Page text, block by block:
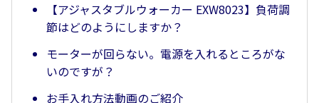
【アジャスタブルウォーカー EXW8023】負荷調
節はどのようにしますか？
モーターが回らない。電源を入れるところがな
いのですが？
お手入れ方法動画のご紹介